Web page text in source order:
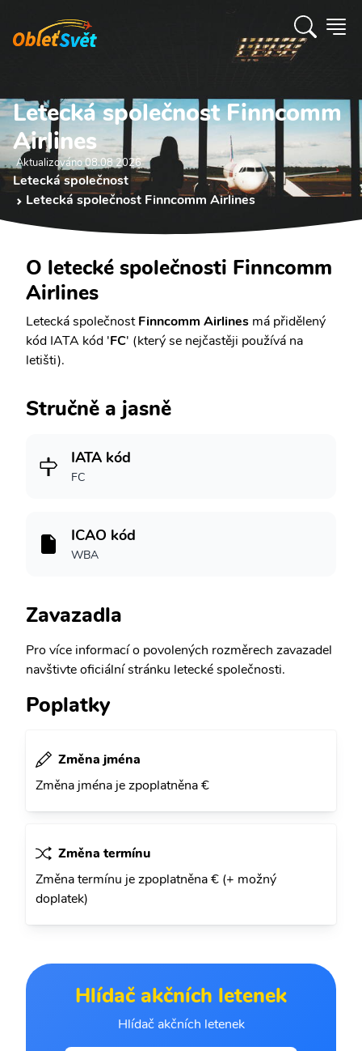
Letecká společnost Finncomm
Airlines
Aktualizováno 08.08 2026
Letecká společnost
Letecká společnost Finncomm Airlines
O letecké společnosti Finncomm
Airlines
Letecká společnostFinncomm Airlines má přidělený
kód IATA kód 'FC' (který se nejčastěji používá na
letišti).
Stručně a jasně
IATA kód
FC
ICAO kód
WBA
Zavazadla
Pro více informací o povolených rozměrech zavazadel
navštivte oficiální stránku letecké společnosti.
Poplatky
Změna jména
Změna jména je zpoplatněna €
Změna termínu
Změna termínu je zpoplatněna € (+ možný
doplatek)
Hlídač akčních letenek
Hlídač akčních letenek